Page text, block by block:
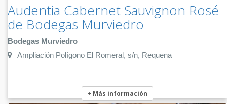
Audentia Cabernet Sauvignon Rosé
de Bodegas Murviedro
Bodegas Murviedro
Ampliación Polígono El Romeral, s/n, Requena
+ Más información